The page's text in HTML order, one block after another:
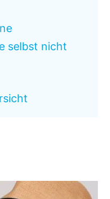
selbst nicht